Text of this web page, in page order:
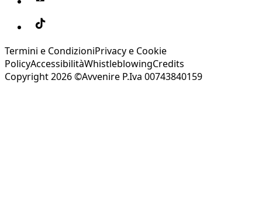
Termini e CondizioniPrivacy e Cookie
PolicyAccessibilitàWhistleblowingCredits
Copyright 2026 ©Avvenire P.Iva 00743840159